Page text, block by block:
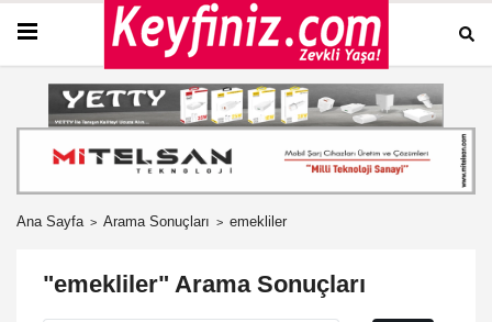
Ana Sayfa Arama Sonuçları emekliler
"emekliler" Arama Sonuçları